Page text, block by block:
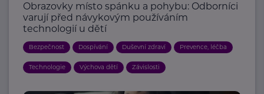
Obrazovky místo spánku a pohybu: Odborníci
varují před návykovým používáním
technologií u dětí
Bezpečnost Dospívání Duševní zdraví Prevence, léčba
Technologie Výchova dětí Závislosti